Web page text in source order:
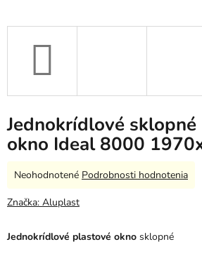
Jednokrídlové
okno Ideal 8000
Jednokrídlové plastové okno sklopné
Priemerné
produktu
z
Neohodnotené Podrobnosti hodnotenia
Značka: Aluplast